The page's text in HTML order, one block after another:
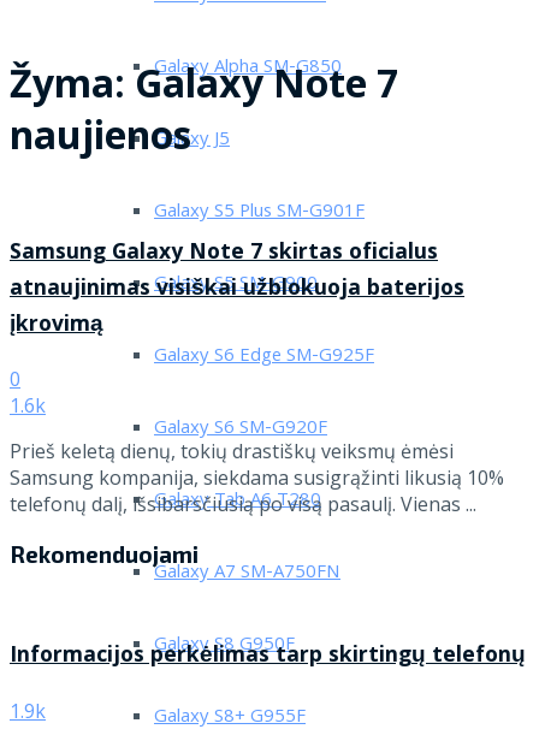
Galaxy Alpha SM-G850
Galaxy J5
Galaxy S5 Plus SM-G901F
Galaxy S5 SM-G900
Galaxy S6 Edge SM-G925F
Galaxy S6 SM-G920F
Galaxy Tab A6 T280
Galaxy A7 SM-A750FN
Galaxy S8 G950F
Galaxy S8+ G955F
Žyma:Galaxy Note 7
naujienos
Samsung Galaxy Note 7 skirtas oficialus
atnaujinimas visiškai užblokuoja baterijos
įkrovimą
0
1.6k
Prieš keletą dienų, tokių drastiškų veiksmų ėmėsi
Samsung kompanija, siekdama susigrąžinti likusią 10%
telefonų dalį, išsibarsčiusią po visą pasaulį. Vienas ...
Rekomenduojami
Informacijos perkėlimas tarp skirtingų telefonų
1.9k